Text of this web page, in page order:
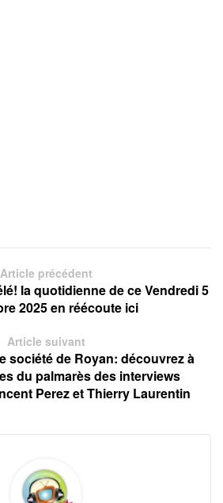
Article précédent
la quotidienne de ce Vendredi 5
2025 en réécoute ici
Article suivant
société de Royan: découvrez à
du palmarès des interviews
Perez et Thierry Laurentin